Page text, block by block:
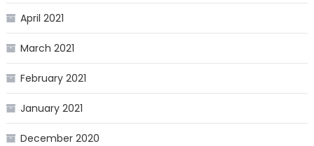
April 2021
March 2021
February 2021
January 2021
December 2020